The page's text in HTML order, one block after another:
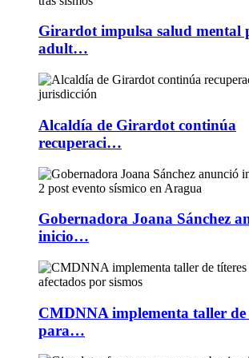
Girardot impulsa salud mental
adult…
Alcaldía de Girardot continúa
recuperaci…
Gobernadora Joana Sánchez
inicio…
CMDNNA implementa taller de
para…